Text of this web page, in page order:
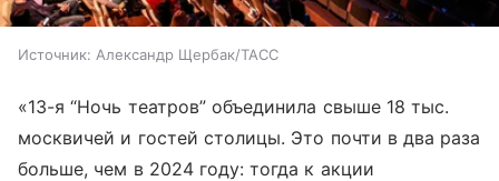
Источник: Александр Щербак/ТАСС
«13-я “Ночь театров” объединила свыше 18 тыс.
москвичей и гостей столицы. Это почти в два раза
больше, чем в 2024 году: тогда к акции